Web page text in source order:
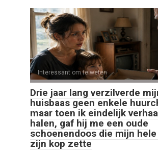
Interessant om te weten
Drie jaar lang verzilverde
huisbaas geen enkele
maar toen ik eindelijk
halen, gaf hij me een oude
schoenendoos die mijn
zijn kop zette